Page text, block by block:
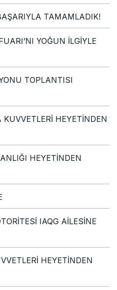
TAMAMLADIK!
YOĞUN İLGİYLE
TOPLANTISI
HEYETİNDEN
HEYETİNDEN
IAQG AİLESİNE
HEYETİNDEN